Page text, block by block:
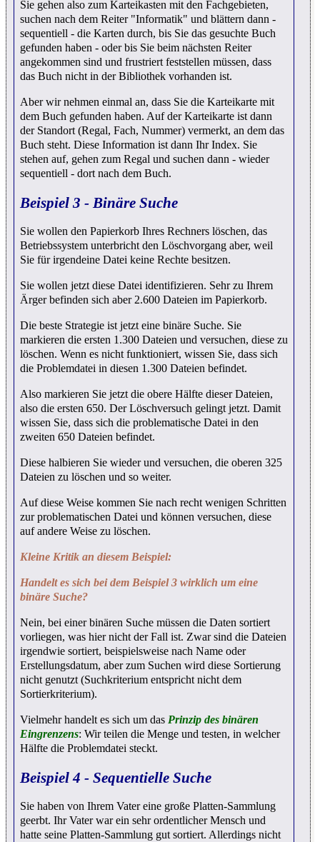
Sie gehen also zum Karteikasten mit den Fachgebieten,
suchen nach dem Reiter "Informatik" und blättern dann -
sequentiell - die Karten durch, bis Sie das gesuchte Buch
gefunden haben - oder bis Sie beim nächsten Reiter
angekommen sind und frustriert feststellen müssen, dass
das Buch nicht in der Bibliothek vorhanden ist.
Aber wir nehmen einmal an, dass Sie die Karteikarte mit
dem Buch gefunden haben. Auf der Karteikarte ist dann
der Standort (Regal, Fach, Nummer) vermerkt, an dem das
Buch steht. Diese Information ist dann Ihr Index. Sie
stehen auf, gehen zum Regal und suchen dann - wieder
sequentiell - dort nach dem Buch.
Beispiel 3 - Binäre Suche
Sie wollen den Papierkorb Ihres Rechners löschen, das
Betriebssystem unterbricht den Löschvorgang aber, weil
Sie für irgendeine Datei keine Rechte besitzen.
Sie wollen jetzt diese Datei identifizieren. Sehr zu Ihrem
Ärger befinden sich aber 2.600 Dateien im Papierkorb.
Die beste Strategie ist jetzt eine binäre Suche. Sie
markieren die ersten 1.300 Dateien und versuchen, diese zu
löschen. Wenn es nicht funktioniert, wissen Sie, dass sich
die Problemdatei in diesen 1.300 Dateien befindet.
Also markieren Sie jetzt die obere Hälfte dieser Dateien,
also die ersten 650. Der Löschversuch gelingt jetzt. Damit
wissen Sie, dass sich die problematische Datei in den
zweiten 650 Dateien befindet.
Diese halbieren Sie wieder und versuchen, die oberen 325
Dateien zu löschen und so weiter.
Auf diese Weise kommen Sie nach recht wenigen Schritten
zur problematischen Datei und können versuchen, diese
auf andere Weise zu löschen.
Kleine Kritik an diesem Beispiel:
Handelt es sich bei dem Beispiel 3 wirklich um eine
binäre Suche?
Nein, bei einer binären Suche müssen die Daten sortiert
vorliegen, was hier nicht der Fall ist. Zwar sind die Dateien
irgendwie sortiert, beispielsweise nach Name oder
Erstellungsdatum, aber zum Suchen wird diese Sortierung
nicht genutzt (Suchkriterium entspricht nicht dem
Sortierkriterium).
Vielmehr handelt es sich um das Prinzip des binären
Eingrenzens: Wir teilen die Menge und testen, in welcher
Hälfte die Problemdatei steckt.
Beispiel 4 - Sequentielle Suche
Sie haben von Ihrem Vater eine große Platten-Sammlung
geerbt. Ihr Vater war ein sehr ordentlicher Mensch und
hatte seine Platten-Sammlung gut sortiert. Allerdings nicht